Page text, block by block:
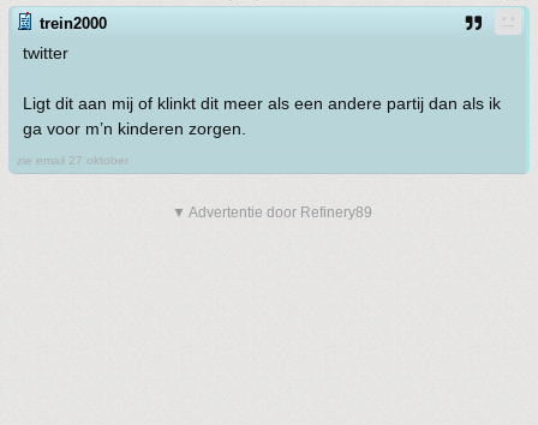
trein2000
twitter
Ligt dit aan mij of klinkt dit meer als een andere partij dan als ik
ga voor m’n kinderen zorgen.
zie email 27 oktober
▼ Advertentie door Refinery89